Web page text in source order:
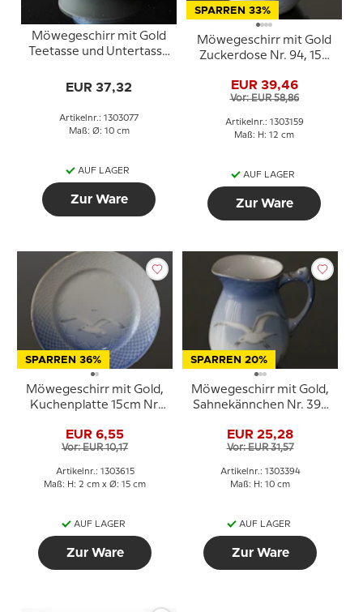
Möwegeschirr mit Gold
Teetasse und Untertasse
Inhalt 15 cl.
EUR 37,32
Artikelnr.: 1303077
Maß: Ø: 10 cm
AUF LAGER
Zur Ware
SPARREN 33%
Möwegeschirr mit Gold
Zuckerdose Nr. 94, 159
EUR 39,46
Vor: EUR 58,86
Artikelnr.: 1303159
Maß: H: 12 cm
AUF LAGER
Zur Ware
SPARREN 36%
Möwegeschirr mit Gold,
Kuchenplatte 15cm Nr.
EUR 6,55
Vor: EUR 10,17
Artikelnr.: 1303615
Maß: H: 2 cm x Ø: 15 cm
AUF LAGER
Zur Ware
SPARREN 20%
Möwegeschirr mit Gold,
Sahnekännchen Nr. 394
2,5 dl.
EUR 25,28
Vor: EUR 31,57
Artikelnr.: 1303394
Maß: H: 10 cm
AUF LAGER
Zur Ware